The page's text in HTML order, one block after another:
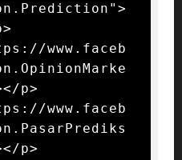
www.faceb
p>
www.faceb
p>